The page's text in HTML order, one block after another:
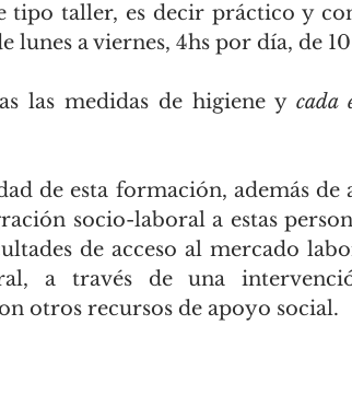
tipo taller, es decir práctico y
lunes a viernes, 4hs por día, de 10
las medidas de higiene y cada
de esta formación, además de
socio-laboral a estas
de acceso al mercado
a través de una
otros recursos de apoyo social.